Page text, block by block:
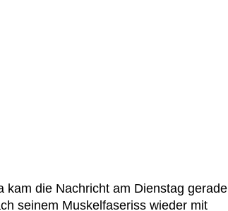
kam die Nachricht am Dienstag gerade
seinem Muskelfaseriss wieder mit